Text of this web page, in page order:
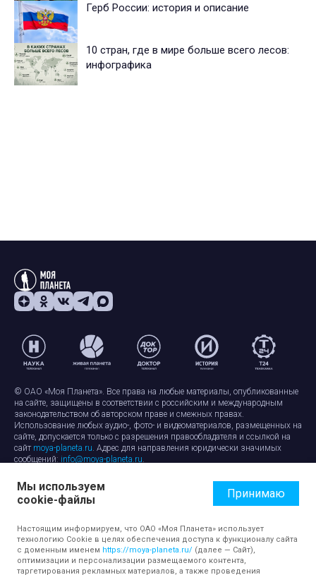
Герб России: история и описание
10 стран, где в мире больше всего лесов:
инфографика
© ОАО «Моя Планета». Все права на любые материалы, опубликованные
на сайте, защищены в соответствии с российским и международным
законодательством об авторском праве и смежных правах.
Использование любых аудио-, фото- и видеоматериалов, размещенных на
сайте, допускается только с разрешения правообладателя и ссылкой на
сайт moya-planeta.ru. Адрес для направления юридически значимых
сообщений: info@moya-planeta.ru.
Правила сайтаРабота с cookie-файлами
Защита персональных данных
Обработка персональных данных
Мы используем
cookie-файлы
Принимаю
Настоящим информируем, что ОАО «Моя Планета» использует
технологию Cookie в целях обеспечения доступа к функционалу сайта
с доменным именем https://moya-planeta.ru/ (далее — Сайт),
оптимизации и персонализации размещаемого контента,
таргетирования рекламных материалов, а также проведения